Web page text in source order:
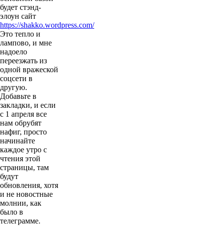
будет стэнд-
элоун сайт
https://shakko.wordpress.com/
Это тепло и
лампово, и мне
надоело
переезжать из
одной вражеской
соцсети в
другую.
Добавьте в
закладки, и если
с 1 апреля все
нам обрубят
нафиг, просто
начинайте
каждое утро с
чтения этой
страницы, там
будут
обновления, хотя
и не новостные
молнии, как
было в
телеграмме.